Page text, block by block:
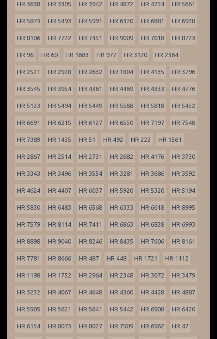
HR 3638 HR 3305 HR 3942 HR 4872 HR 4724 HR 5661
HR 5873 HR 5493 HR 5991 HR 6320 HR 6881 HR 6928
HR 8106 HR 7722 HR 7451 HR 9009 HR 7018 HR 8723
HR 96 HR 60 HR 1683 HR 977 HR 3120 HR 2364
HR 2521 HR 2928 HR 2632 HR 1804 HR 4135 HR 3796
HR 3545 HR 3954 HR 4361 HR 4469 HR 4333 HR 4776
HR 5123 HR 5494 HR 5449 HR 5568 HR 5818 HR 5452
HR 6691 HR 6215 HR 6127 HR 6550 HR 7197 HR 7548
HR 7389 HR 1435 HR 51 HR 492 HR 222 HR 1561
HR 2867 HR 2514 HR 2731 HR 2682 HR 4176 HR 3730
HR 3343 HR 3496 HR 3554 HR 3281 HR 3686 HR 3592
HR 4624 HR 4407 HR 6037 HR 5920 HR 5320 HR 5194
HR 5830 HR 6483 HR 6568 HR 6333 HR 6618 HR 8995
HR 7579 HR 8114 HR 7411 HR 6863 HR 6838 HR 6993
HR 8898 HR 9040 HR 8246 HR 8435 HR 7606 HR 8161
HR 7781 HR 8666 HR 487 HR 448 HR 1721 HR 1112
HR 1198 HR 1752 HR 2964 HR 2348 HR 3072 HR 3479
HR 3232 HR 4067 HR 4648 HR 4360 HR 4428 HR 4887
HR 5905 HR 5621 HR 5641 HR 5442 HR 6908 HR 6420
HR 6154 HR 8073 HR 8027 HR 7909 HR 6962 HR 47